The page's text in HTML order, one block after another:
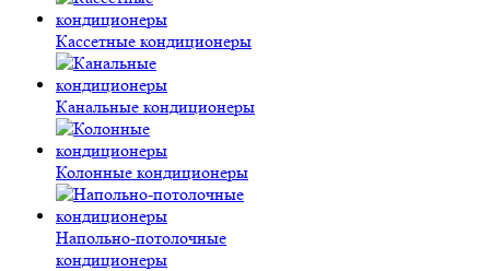
Кассетные кондиционеры
Канальные кондиционеры
Колонные кондиционеры
Напольно-потолочные
кондиционеры